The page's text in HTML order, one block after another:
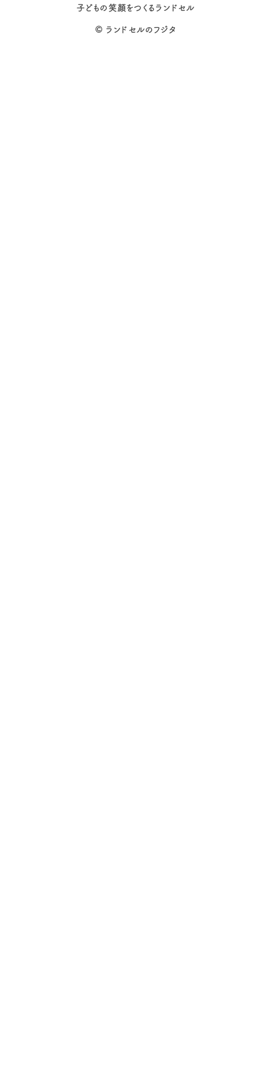
子どもの笑顔をつくるランドセル
© ランドセルのフジタ